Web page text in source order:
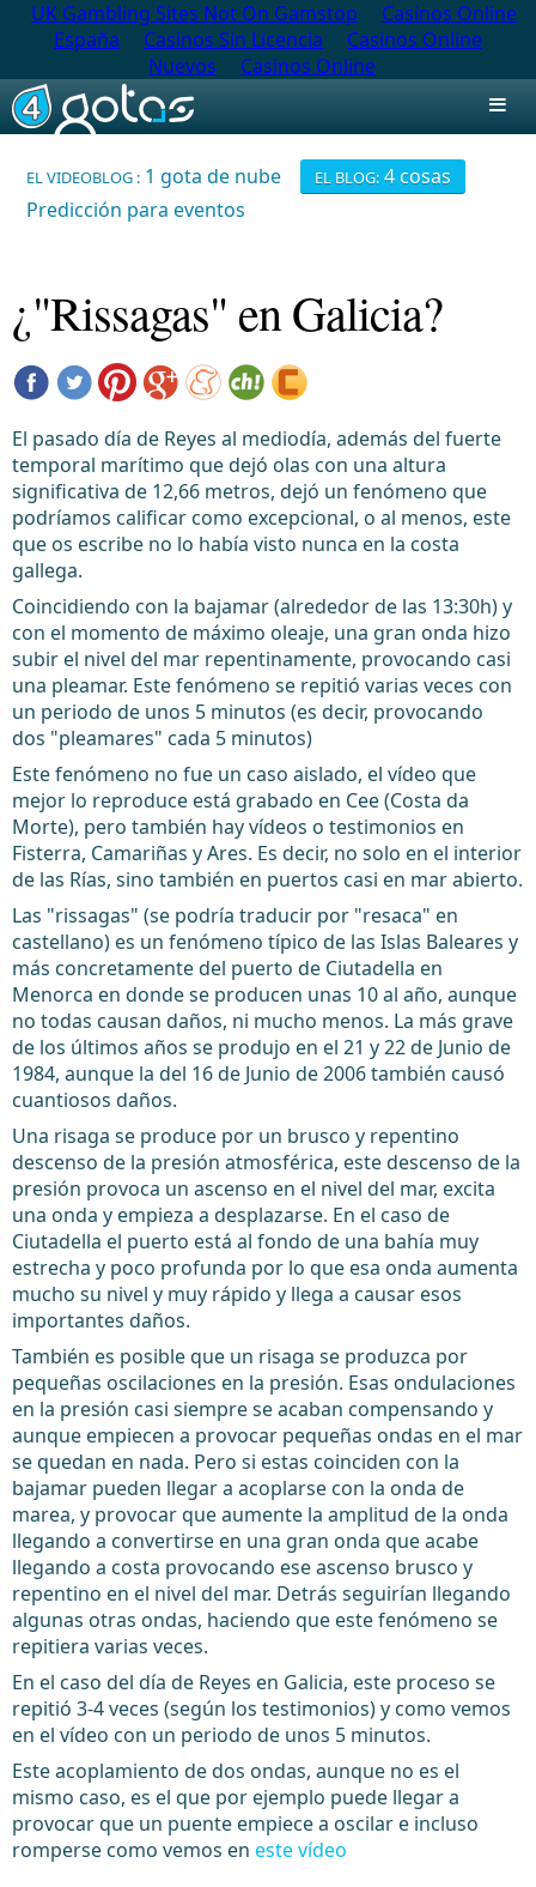
UK Gambling Sites Not On Gamstop
Casinos Online
España
Casinos Sin Licencia
Casinos Online
Nuevos
Casinos Online
EL VIDEOBLOG 1 gota de nube EL BLOG 4 cosas
Predicción para eventos
¿"Rissagas" en Galicia?
El pasado día de Reyes al mediodía, además del fuerte
temporal marítimo que dejó olas con una altura
significativa de 12,66 metros, dejó un fenómeno que
podríamos calificar como excepcional, o al menos, este
que os escribe no lo había visto nunca en la costa
gallega.
Coincidiendo con la bajamar (alrededor de las 13:30h) y
con el momento de máximo oleaje, una gran onda hizo
subir el nivel del mar repentinamente, provocando casi
una pleamar. Este fenómeno se repitió varias veces con
un periodo de unos 5 minutos (es decir, provocando
dos "pleamares" cada 5 minutos)
Este fenómeno no fue un caso aislado, el vídeo que
mejor lo reproduce está grabado en Cee (Costa da
Morte), pero también hay vídeos o testimonios en
Fisterra, Camariñas y Ares. Es decir, no solo en el interior
de las Rías, sino también en puertos casi en mar abierto.
Las "rissagas" (se podría traducir por "resaca" en
castellano) es un fenómeno típico de las Islas Baleares y
más concretamente del puerto de Ciutadella en
Menorca en donde se producen unas 10 al año, aunque
no todas causan daños, ni mucho menos. La más grave
de los últimos años se produjo en el 21 y 22 de Junio de
1984, aunque la del 16 de Junio de 2006 también causó
cuantiosos daños.
Una risaga se produce por un brusco y repentino
descenso de la presión atmosférica, este descenso de la
presión provoca un ascenso en el nivel del mar, excita
una onda y empieza a desplazarse. En el caso de
Ciutadella el puerto está al fondo de una bahía muy
estrecha y poco profunda por lo que esa onda aumenta
mucho su nivel y muy rápido y llega a causar esos
importantes daños.
También es posible que un risaga se produzca por
pequeñas oscilaciones en la presión. Esas ondulaciones
en la presión casi siempre se acaban compensando y
aunque empiecen a provocar pequeñas ondas en el mar
se quedan en nada. Pero si estas coinciden con la
bajamar pueden llegar a acoplarse con la onda de
marea, y provocar que aumente la amplitud de la onda
llegando a convertirse en una gran onda que acabe
llegando a costa provocando ese ascenso brusco y
repentino en el nivel del mar. Detrás seguirían llegando
algunas otras ondas, haciendo que este fenómeno se
repitiera varias veces.
En el caso del día de Reyes en Galicia, este proceso se
repitió 3-4 veces (según los testimonios) y como vemos
en el vídeo con un periodo de unos 5 minutos.
Este acoplamiento de dos ondas, aunque no es el
mismo caso, es el que por ejemplo puede llegar a
provocar que un puente empiece a oscilar e incluso
romperse como vemos en este vídeo